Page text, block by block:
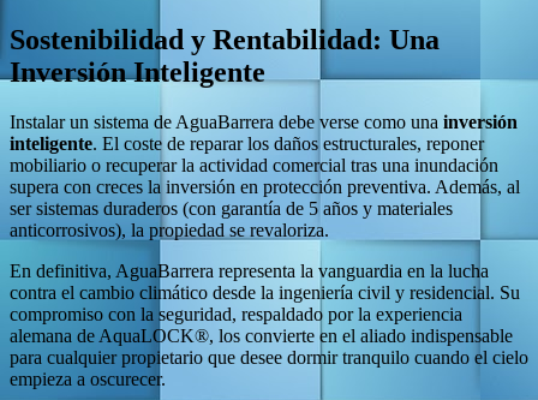
Sostenibilidad y Rentabilidad: Una
Inversión Inteligente
Instalar un sistema de AguaBarrera debe verse como una inversión
inteligente. El coste de reparar los daños estructurales, reponer
mobiliario o recuperar la actividad comercial tras una inundación
supera con creces la inversión en protección preventiva. Además, al
ser sistemas duraderos (con garantía de 5 años y materiales
anticorrosivos), la propiedad se revaloriza.
En definitiva, AguaBarrera representa la vanguardia en la lucha
contra el cambio climático desde la ingeniería civil y residencial. Su
compromiso con la seguridad, respaldado por la experiencia
alemana de AquaLOCK®, los convierte en el aliado indispensable
para cualquier propietario que desee dormir tranquilo cuando el cielo
empieza a oscurecer.